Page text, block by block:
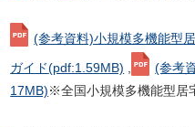
(参考資料)小規模多機能型
ガイド(pdf:1.59MB) , (参考
17MB)※全国小規模多機能型居